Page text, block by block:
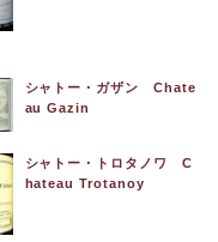
シャトー・ガザン Chate
au Gazin
シャトー・トロタノワ C
hateau Trotanoy